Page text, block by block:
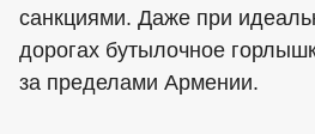
санкциями. Даже при
дорогах бутылочное
за пределами Армении.